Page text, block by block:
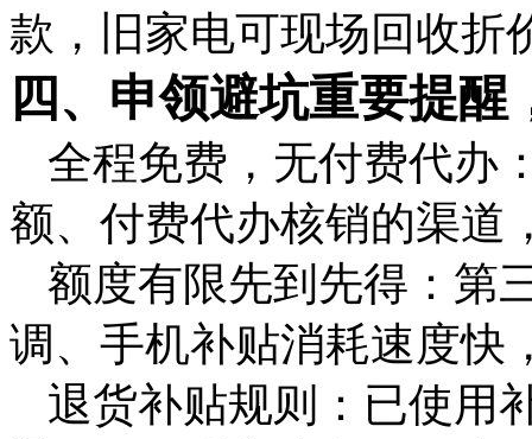
款，旧家电可现场回收折
四、申领避坑重要提醒
全程免费，无付费代办
额、付费代办核销的渠道
额度有限先到先得：第
调、手机补贴消耗速度快
退货补贴规则：已使用